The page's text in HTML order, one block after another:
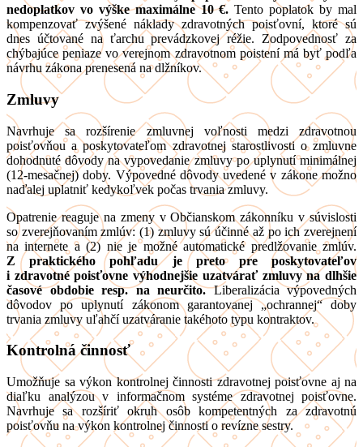
nedoplatkov vo výške maximálne 10 €.Tento poplatok by mal
kompenzovať zvýšené náklady zdravotných poisťovní, ktoré sú
dnes účtované na ťarchu prevádzkovej réžie. Zodpovednosť za
chýbajúce peniaze vo verejnom zdravotnom poistení má byť podľa
návrhu zákona prenesená na dlžníkov.
Zmluvy
Navrhuje sa rozšírenie zmluvnej voľnosti medzi zdravotnou
poisťovňou a poskytovateľom zdravotnej starostlivosti o zmluvne
dohodnuté dôvody na vypovedanie zmluvy po uplynutí minimálnej
(12-mesačnej) doby. Výpovedné dôvody uvedené v zákone možno
naďalej uplatniť kedykoľvek počas trvania zmluvy.
Opatrenie reaguje na zmeny v Občianskom zákonníku v súvislosti
so zverejňovaním zmlúv: (1) zmluvy sú účinné až po ich zverejnení
na internete a (2) nie je možné automatické predlžovanie zmlúv.
Z praktického pohľadu je preto pre poskytovateľov
i zdravotné poisťovne výhodnejšie uzatvárať zmluvy na dlhšie
časové obdobie resp. na neurčito.Liberalizácia výpovedných
dôvodov po uplynutí zákonom garantovanej „ochrannej“ doby
trvania zmluvy uľahčí uzatváranie takéhoto typu kontraktov.
Kontrolná činnosť
Umožňuje sa výkon kontrolnej činnosti zdravotnej poisťovne aj na
diaľku analýzou v informačnom systéme zdravotnej poisťovne.
Navrhuje sa rozšíriť okruh osôb kompetentných za zdravotnú
poisťovňu na výkon kontrolnej činnosti o revízne sestry.